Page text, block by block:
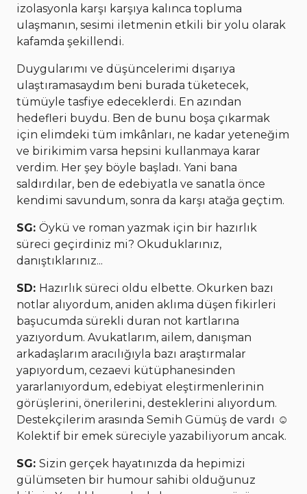
izolasyonla karşı karşıya kalınca topluma
ulaşmanın, sesimi iletmenin etkili bir yolu olarak
kafamda şekillendi.
Duygularımı ve düşüncelerimi dışarıya
ulaştıramasaydım beni burada tüketecek,
tümüyle tasfiye edeceklerdi. En azından
hedefleri buydu. Ben de bunu boşa çıkarmak
için elimdeki tüm imkânları, ne kadar yeteneğim
ve birikimim varsa hepsini kullanmaya karar
verdim. Her şey böyle başladı. Yani bana
saldırdılar, ben de edebiyatla ve sanatla önce
kendimi savundum, sonra da karşı atağa geçtim.
SG: Öykü ve roman yazmak için bir hazırlık
süreci geçirdiniz mi? Okuduklarınız,
danıştıklarınız...
SD: Hazırlık süreci oldu elbette. Okurken bazı
notlar alıyordum, aniden aklıma düşen fikirleri
başucumda sürekli duran not kartlarına
yazıyordum. Avukatlarım, ailem, danışman
arkadaşlarım aracılığıyla bazı araştırmalar
yapıyordum, cezaevi kütüphanesinden
yararlanıyordum, edebiyat eleştirmenlerinin
görüşlerini, önerilerini, desteklerini alıyordum.
Destekçilerim arasında Semih Gümüş de vardı ☺
Kolektif bir emek süreciyle yazabiliyorum ancak.
SG: Sizin gerçek hayatınızda da hepimizi
gülümseten bir humour sahibi olduğunuz